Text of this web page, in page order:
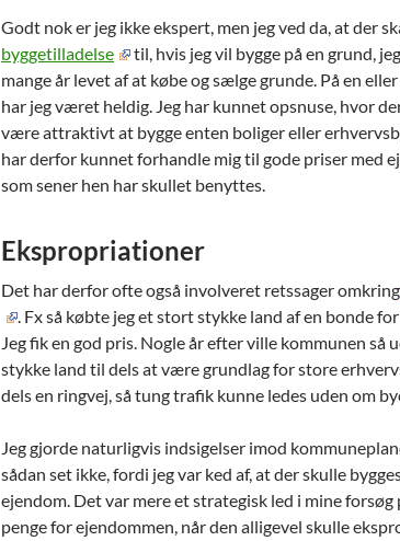
Godt nok er jeg ikke ekspert, men jeg ved da, at der
byggetilladelse
til, hvis jeg vil bygge på en grund,
mange år levet af at købe og sælge grunde. På en
har jeg været heldig. Jeg har kunnet opsnuse, hvor
være attraktivt at bygge enten boliger eller
har derfor kunnet forhandle mig til gode priser med
som sener hen har skullet benyttes.
Ekspropriationer
Det har derfor ofte også involveret retssager omkring
. Fx så købte jeg et stort stykke land af en bonde
Jeg fik en god pris. Nogle år efter ville kommunen så
stykke land til dels at være grundlag for store
dels en ringvej, så tung trafik kunne ledes uden om
Jeg gjorde naturligvis indsigelser imod
sådan set ikke, fordi jeg var ked af, at der skulle
ejendom. Det var mere et strategisk led i mine forsøg
penge for ejendommen, når den alligevel skulle